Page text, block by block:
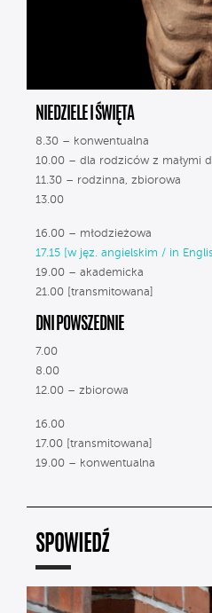
NIEDZIELE I ŚWIĘTA
8.30 – konwentualna
10.00 – dla rodziców z małymi
11.30 – rodzinna, zbiorowa
13.00
16.00 – młodzieżowa
17.15 [w jęz. angielskim / in
19.00 – akademicka
21.00 [transmitowana]
DNI POWSZEDNIE
7.00
8.00
12.00 – zbiorowa
16.00
17.00 [transmitowana]
19.00 – konwentualna
SPOWIEDŹ